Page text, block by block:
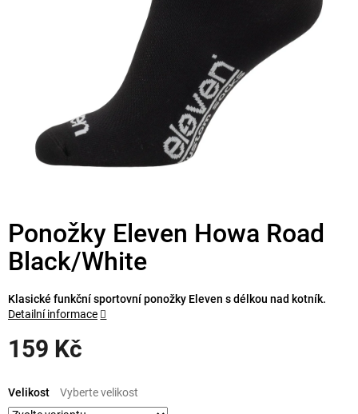
Ponožky Eleven Howa Road
Black/White
159 Kč
cena:
Velikost
Klasické funkční sportovní ponožky Eleven s délkou nad kotník.
Detailní informace